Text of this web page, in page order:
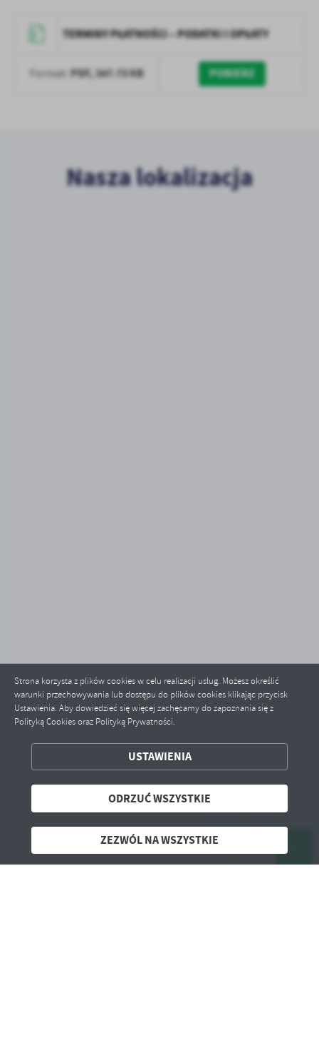
Strona korzysta z plików cookies w celu realizacji usług. Możesz określić
warunki przechowywania lub dostępu do plików cookies klikając przycisk
Ustawienia. Aby dowiedzieć się więcej zachęcamy do zapoznania się z
Polityką Cookies oraz Polityką Prywatności.
USTAWIENIA
ODRZUĆ WSZYSTKIE
ZEZWÓL NA WSZYSTKIE
ZAPISZ WYBRANE
ZEZWÓL NA WSZYSTKIE
TERMINY PŁATNOŚCI – PODATKI I OPŁATY
Format: PDF, 347.73 KB POBIERZ
Nasza lokalizacja